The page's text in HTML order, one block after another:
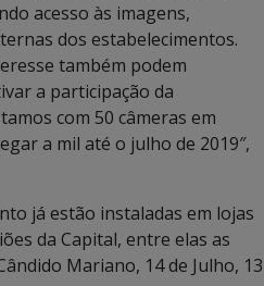
acesso às imagens,
dos estabelecimentos.
também podem
a participação da
com 50 câmeras em
a mil até o julho de 2019″,
já estão instaladas em lojas
da Capital, entre elas as
Mariano, 14 de Julho, 13